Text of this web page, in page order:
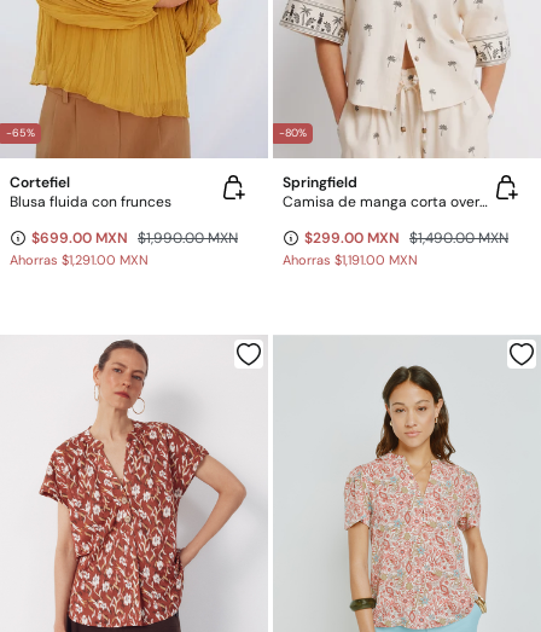
-65%
Cortefiel
Blusa fluida con frunces
$699.00 MXN $1,990.00 MXN
Ahorras $1,291.00 MXN
-80%
Springfield
Camisa de manga corta oversize de lino
$299.00 MXN $1,490.00 MXN
Ahorras $1,191.00 MXN